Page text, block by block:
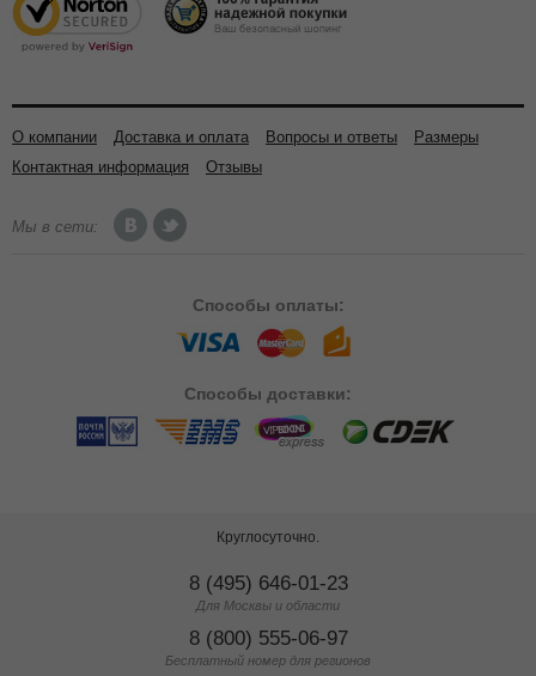
О компании Доставка и оплата Вопросы и ответы
Размеры
Контактная информация
Отзывы
Мы в сети:
Способы оплаты:
Способы доставки:
Круглосуточно.
8 (495) 646-01-23
Для Москвы и области
8 (800) 555-06-97
Бесплатный номер для регионов